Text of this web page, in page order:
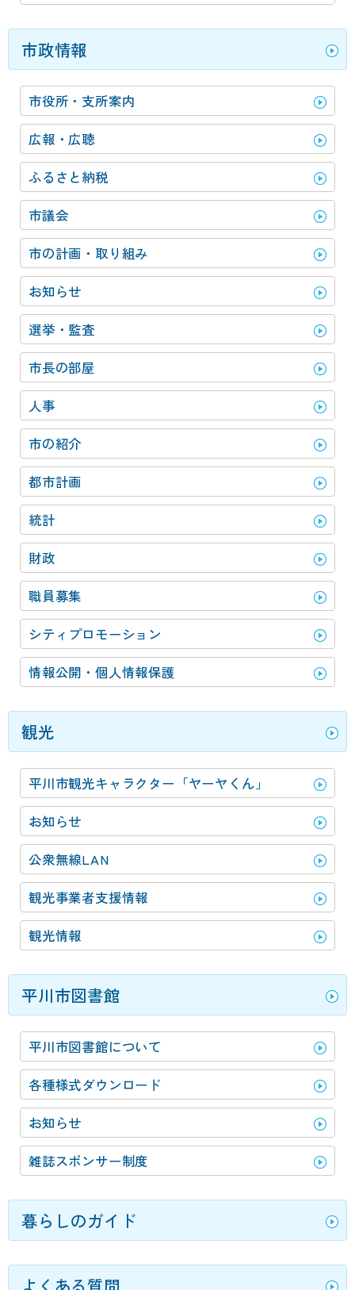
市政情報
市役所・支所案内
広報・広聴
ふるさと納税
市議会
市の計画・取り組み
お知らせ
選挙・監査
市長の部屋
人事
市の紹介
都市計画
統計
財政
職員募集
シティプロモーション
情報公開・個人情報保護
観光
平川市観光キャラクター「ヤーヤくん」
お知らせ
公衆無線LAN
観光事業者支援情報
観光情報
平川市図書館
平川市図書館について
各種様式ダウンロード
お知らせ
雑誌スポンサー制度
暮らしのガイド
よくある質問